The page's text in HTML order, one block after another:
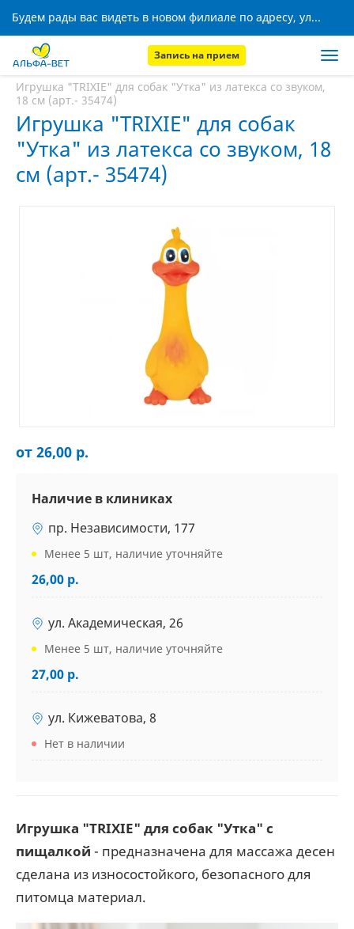
Будем рады вас видеть в новом филиале по адресу, ул. Кижеватова, 8!
Запись на прием
Главная
Игрушка "TRIXIE" для собак "Утка" из латекса со звуком,
18 см (арт.- 35474)
Игрушка "TRIXIE" для собак
"Утка" из латекса со звуком, 18
см (арт.- 35474)
от 26,00 р.
Наличие в клиниках
пр. Независимости, 177
Менее 5 шт, наличие уточняйте
26,00 р.
ул. Академическая, 26
Менее 5 шт, наличие уточняйте
27,00 р.
ул. Кижеватова, 8
Нет в наличии
Игрушка "TRIXIE" для собак "Утка" с
пищалкой - предназначена для массажа десен
сделана из износостойкого, безопасного для
питомца материал.